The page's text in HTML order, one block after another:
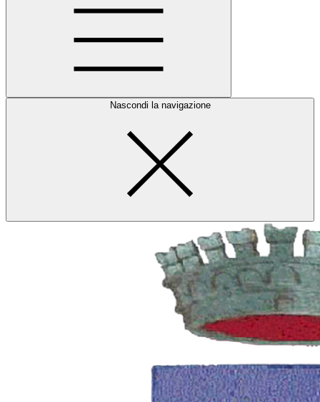
Nascondi la navigazione